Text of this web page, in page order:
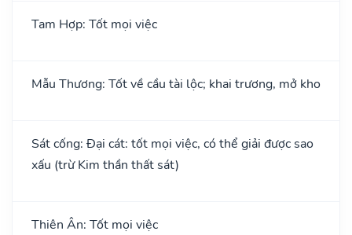
Tam Hợp: Tốt mọi việc
Mẫu Thương: Tốt về cầu tài lộc; khai trương, mở kho
Sát cống: Đại cát: tốt mọi việc, có thể giải được sao
xấu (trừ Kim thần thất sát)
Thiên Ân: Tốt mọi việc